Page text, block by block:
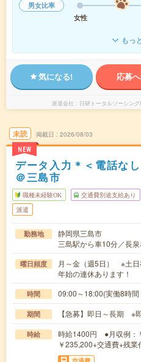
男女比率
女性
もっ
気になる! 応募
派遣会社 日研トータルソーシン
未読
NEW
掲載日 2026/08/03
データ入力＊＜電話な
＠三島市
職種未経験OK 交通費別途支給あり
派遣
勤務地
静岡県三島市
三島駅から車10分／長
曜日頻度
月～金（週5日） ※土日
年始の連休あります！
時間 09:00～18:00(実働8時
期間 【急募】即日～長期 ※
時給
時給1400円 ●月収例：
￥235,200+交通費+残業